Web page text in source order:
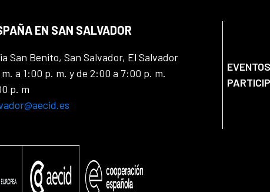
EN SAN SALVADOR
San Benito, San Salvador, El Salvador
a 1:00 p. m. y de 2:00 a 7:00 p. m.
p. m
EVENTOS